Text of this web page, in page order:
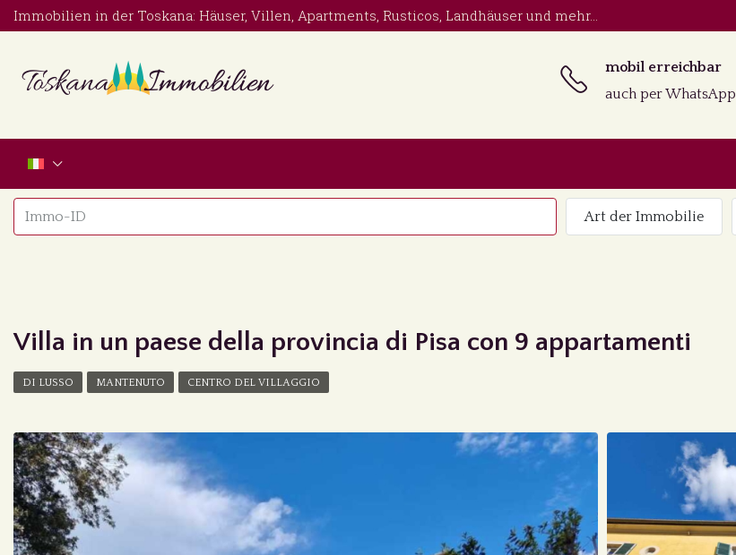
Immobilien in der Toskana: Häuser, Villen, Apartments, Rusticos, Landhäuser und mehr...
mobil erreichbar
auch per WhatsApp
Art der Immobilie
Villa in un paese della provincia di Pisa con 9 appartamenti
DI LUSSO MANTENUTO CENTRO DEL VILLAGGIO